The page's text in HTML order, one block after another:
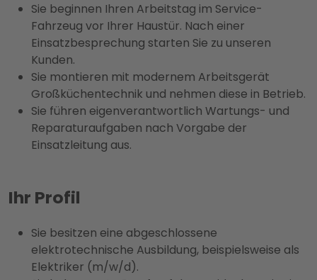
Sie beginnen Ihren Arbeitstag im Service-
Fahrzeug vor Ihrer Haustür. Nach einer
Einsatzbesprechung starten Sie zu unseren
Kunden.
Sie montieren mit modernem Arbeitsgerät
Großküchentechnik und nehmen diese in Betrieb.
Sie führen eigenverantwortlich Wartungs- und
Reparaturaufgaben nach Vorgabe der
Einsatzleitung aus.
Ihr Profil
Sie besitzen eine abgeschlossene
elektrotechnische Ausbildung, beispielsweise als
Elektriker (m/w/d).